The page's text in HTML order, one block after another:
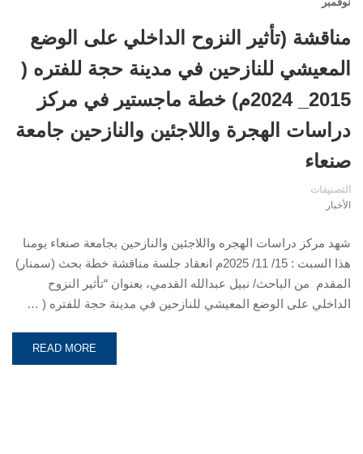
مناقشة (تأثير النزوح الداخلي على الوضع
المعيشي للنازحين في مدينة حجة للفتره (
2015_ 2024م) خطة ماجستير في مركز
دراسات الهجرة واللاجئين والنازحين جامعة
صنعاء
التصنيفات
الأخبار
شهد مركز دراسات الهجره واللاجئين والنازحين بجامعة صنعاء يومنا
هذا السبت : 15/ 11/ 2025م انعقاد جلسة مناقشة خطة بحث (سمنار)
المقدم من الباحث/ نبيل عبدالله القدمي، بعنوان “تأثير النزوح
الداخلي على الوضع المعيشي للنازحين في مدينة حجة للفتره ( …
READ MORE